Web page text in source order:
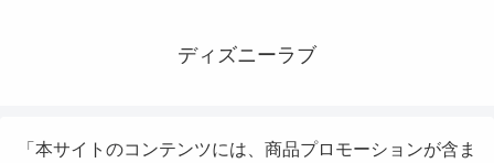
ディズニーラブ
「本サイトのコンテンツには、商品プロモーションが含ま